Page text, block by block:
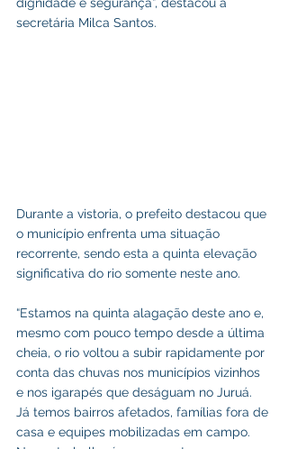
dignidade e segurança”, destacou a
secretária Milca Santos.
Durante a vistoria, o prefeito destacou que
o município enfrenta uma situação
recorrente, sendo esta a quinta elevação
significativa do rio somente neste ano.
“Estamos na quinta alagação deste ano e,
mesmo com pouco tempo desde a última
cheia, o rio voltou a subir rapidamente por
conta das chuvas nos municípios vizinhos
e nos igarapés que deságuam no Juruá.
Já temos bairros afetados, famílias fora de
casa e equipes mobilizadas em campo.